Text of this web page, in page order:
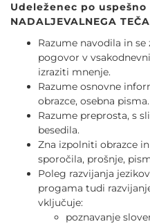
Udeleženec po
NADALJEVALNEGA
Razume navodila in
pogovor v
izraziti mnenje.
Razume osnovne
obrazce, osebna pisma.
Razume preprosta, s
besedila.
Zna izpolniti obrazce
sporočila, prošnje,
Poleg razvijanja
progama tudi
vključuje:
poznavanje